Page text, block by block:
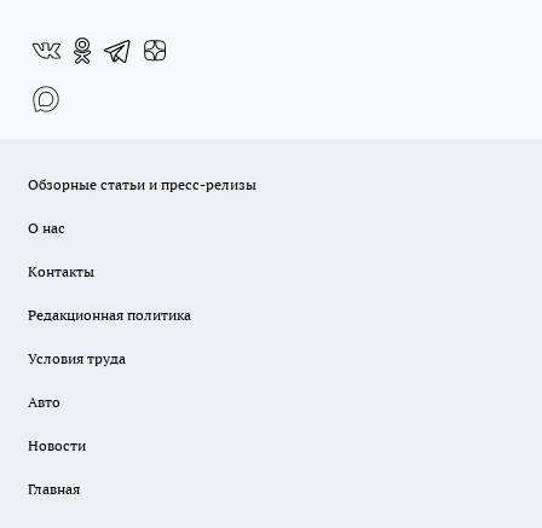
Обзорные статьи и пресс-релизы
О нас
Контакты
Редакционная политика
Условия труда
Авто
Новости
Главная